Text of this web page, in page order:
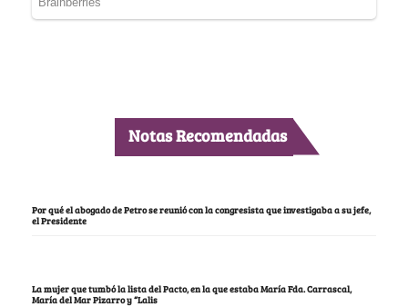
Notas Recomendadas
Por qué el abogado de Petro se reunió con la congresista que investigaba a su jefe,
el Presidente
La mujer que tumbó la lista del Pacto, en la que estaba María Fda. Carrascal,
María del Mar Pizarro y “Lalis